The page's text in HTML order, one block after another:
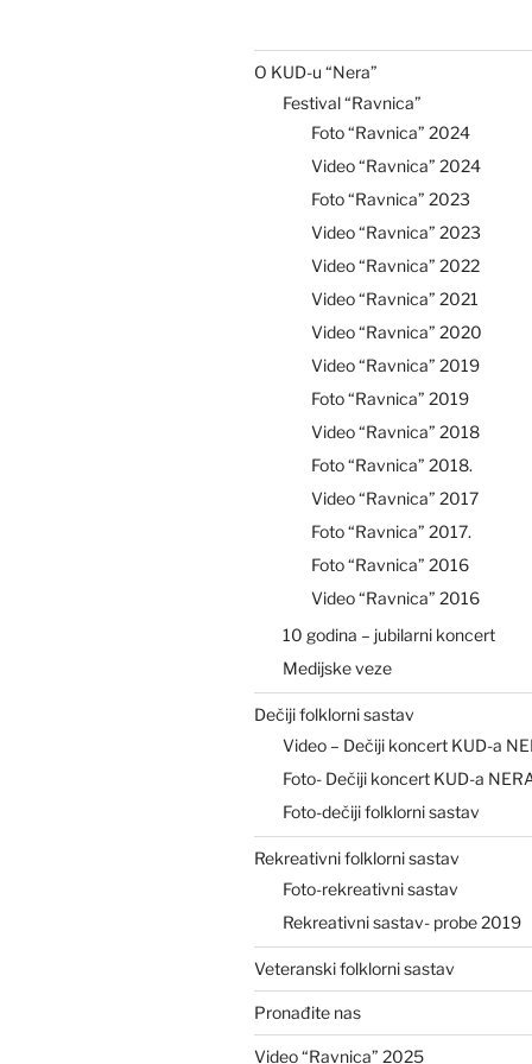
O KUD-u “Nera”
Festival “Ravnica”
Foto “Ravnica” 2024
Video “Ravnica” 2024
Foto “Ravnica” 2023
Video “Ravnica” 2023
Video “Ravnica” 2022
Video “Ravnica” 2021
Video “Ravnica” 2020
Video “Ravnica” 2019
Foto “Ravnica” 2019
Video “Ravnica” 2018
Foto “Ravnica” 2018.
Video “Ravnica” 2017
Foto “Ravnica” 2017.
Foto “Ravnica” 2016
Video “Ravnica” 2016
10 godina – jubilarni koncert
Medijske veze
Dečiji folklorni sastav
Video – Dečiji koncert KUD-a
Foto- Dečiji koncert KUD-a
Foto-dečiji folklorni sastav
Rekreativni folklorni sastav
Foto-rekreativni sastav
Rekreativni sastav- probe 2019
Veteranski folklorni sastav
Pronađite nas
Video “Ravnica” 2025